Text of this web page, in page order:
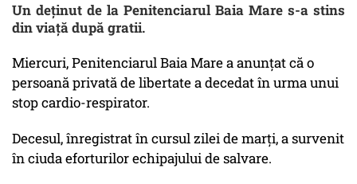
Un deținut de la Penitenciarul Baia Mare s-a stins
din viață după gratii.
Miercuri, Penitenciarul Baia Mare a anunțat că o
persoană privată de libertate a decedat în urma unui
stop cardio-respirator.
Decesul, înregistrat în cursul zilei de marți, a survenit
în ciuda eforturilor echipajului de salvare.